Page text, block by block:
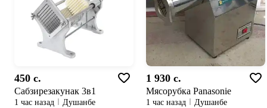
450 c.
Сабзирезакунак 3в1
1 час назад Душанбе
1 930 c.
Мясорубка Panasonie
1 час назад Душанбе